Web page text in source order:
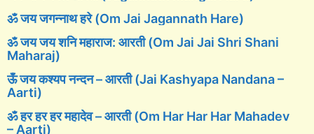
ॐ जय जगन्नाथ हरे (Om Jai Jagannath Hare)
ॐ जय जय शनि महाराज: आरती (Om Jai Jai Shri Shani
Maharaj)
ऊँ जय कश्यप नन्दन – आरती (Jai Kashyapa Nandana –
Aarti)
ॐ हर हर हर महादेव – आरती (Om Har Har Har Mahadev
– Aarti)